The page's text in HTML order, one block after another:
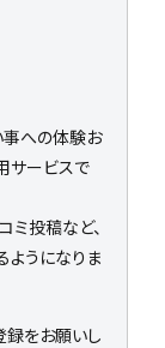
事への体験お
サービスで
ミ投稿など、
ようになりま
録をお願いし